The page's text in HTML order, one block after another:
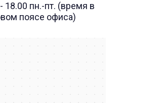
18.00 пн.-пт. (время в
поясе офиса)